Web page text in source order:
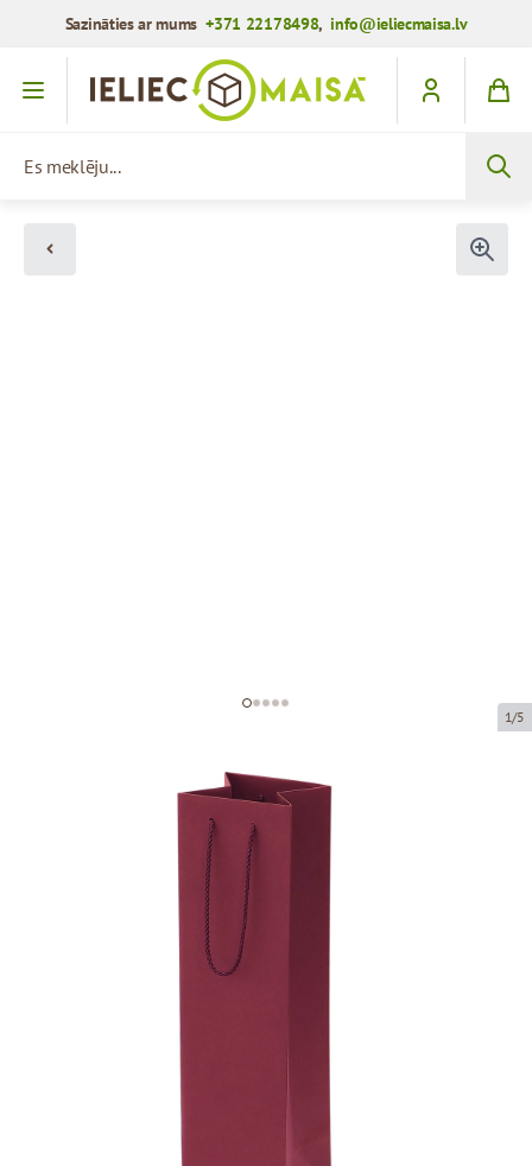
Sazināties ar mums+371 22178498,info@ieliecmaisa.lv
Iet uz saturu
1/5
Bordo papīra maisi ar auduma
11 x 11 x 40 cm
bordo, matēts papīrs